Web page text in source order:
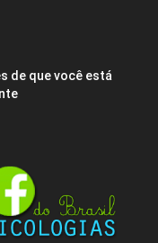
de que você está